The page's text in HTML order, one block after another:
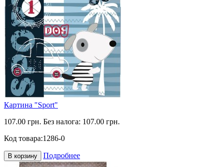
Картина "Sport"
107.00 грн. Без налога: 107.00 грн.
Код товара:1286-0
В корзину Подробнее